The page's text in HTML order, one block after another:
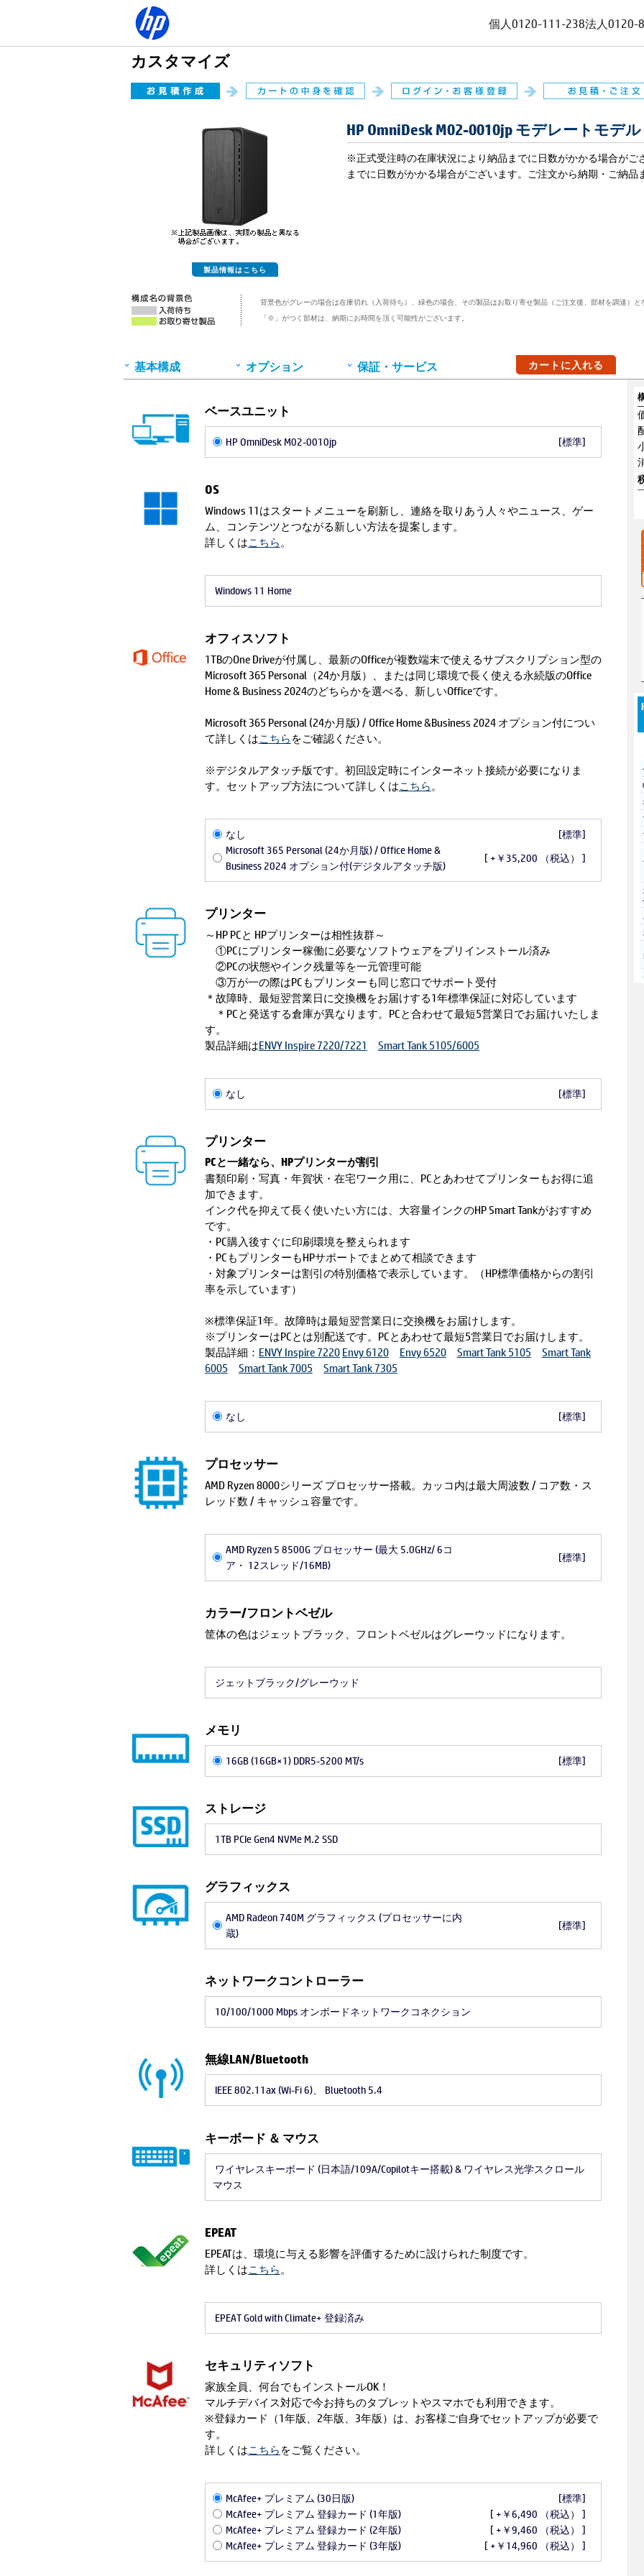
個人 0120-111-238法人 0120-
カスタマイズ
製品情報はこちら
HP OmniDesk M02-0010jp モデレートモデル
※正式受注時の在庫状況により納品までに日数がかかる場合がご
までに日数がかかる場合がございます。ご注文から納期・ご納品
背景色がグレーの場合は在庫切れ（入荷待ち）、緑色の場合、その製品はお取り寄せ製品（ご注文後、部材を調達）と
「※」がつく部材は、納期にお時間を頂く可能性がございます。
基本構成 オプション 保証・サービス カートに入れる
ベースユニット
HP OmniDesk M02-0010jp [標準]
OS
Windows 11はスタートメニューを刷新し、連絡を取りあう人々やニュース、ゲー
ム、コンテンツとつながる新しい方法を提案します。
詳しくはこちら 。
Windows 11 Home
オフィスソフト
1TBのOne Driveが付属し、最新のOfficeが複数端末で使えるサブスクリプション型の
Microsoft 365 Personal（24か月版）、または同じ環境で長く使える永続版のOffice
Home & Business 2024のどちらかを選べる、新しいOfficeです。
Microsoft 365 Personal (24か月版) / Office Home &Business 2024 オプション付につい
て詳しくはこちら をご確認ください。
※デジタルアタッチ版です。初回設定時にインターネット接続が必要になりま
す。セットアップ方法について詳しくはこちら 。
なし
[標準]
Microsoft 365 Personal (24か月版) / Office Home &
Business 2024 オプション付(デジタルアタッチ版)
[ +￥35,200 （税込） ]
プリンター
～HP PCと HPプリンターは相性抜群～
①PCにプリンター稼働に必要なソフトウェアをプリインストール済み
②PCの状態やインク残量等を一元管理可能
③万が一の際はPCもプリンターも同じ窓口でサポート受付
＊故障時、最短翌営業日に交換機をお届けする1年標準保証に対応しています
＊PCと発送する倉庫が異なります。PCと合わせて最短5営業日でお届けいたしま
す。
製品詳細はENVY Inspire 7220/7221 Smart Tank 5105/6005
なし [標準]
プリンター
PCと一緒なら、HPプリンターが割引
書類印刷・写真・年賀状・在宅ワーク用に、PCとあわせてプリンターもお得に追
加できます。
インク代を抑えて長く使いたい方には、大容量インクのHP Smart Tankがおすすめ
です。
・PC購入後すぐに印刷環境を整えられます
・PCもプリンターもHPサポートでまとめて相談できます
・対象プリンターは割引の特別価格で表示しています。（HP標準価格からの割引
率を示しています）
※標準保証1年。故障時は最短翌営業日に交換機をお届けします。
※プリンターはPCとは別配送です。PCとあわせて最短5営業日でお届けします。
製品詳細： ENVY Inspire 7220 Envy 6120 Envy 6520 Smart Tank 5105
Smart Tank
6005
Smart Tank 7005 Smart Tank 7305
なし [標準]
プロセッサー
AMD Ryzen 8000シリーズ プロセッサー搭載。カッコ内は最大周波数 / コア数・ス
レッド数 / キャッシュ容量です。
AMD Ryzen 5 8500G プロセッサー (最大 5.0GHz/ 6コ
ア・ 12スレッド/16MB)
[標準]
カラー/フロントベゼル
筐体の色はジェットブラック、フロントベゼルはグレーウッドになります。
ジェットブラック/グレーウッド
メモリ
16GB (16GB×1) DDR5-5200 MT/s [標準]
ストレージ
1TB PCIe Gen4 NVMe M.2 SSD
グラフィックス
AMD Radeon 740M グラフィックス (プロセッサーに内
蔵)
[標準]
ネットワークコントローラー
10/100/1000 Mbps オンボードネットワークコネクション
無線LAN/Bluetooth
IEEE 802.11ax (Wi-Fi 6)、 Bluetooth 5.4
キーボード ＆ マウス
ワイヤレスキーボード (日本語/109A/Copilotキー搭載) & ワイヤレス光学スクロール
マウス
EPEAT
EPEATは、環境に与える影響を評価するために設けられた制度です。
詳しくは こちら
EPEAT Gold with Climate+ 登録済み
セキュリティソフト
家族全員、何台でもインストールOK！
マルチデバイス対応で今お持ちのタブレットやスマホでも利用できます。
※登録カード（1年版、2年版、3年版）は、お客様ご自身でセットアップが必要で
す。
詳しくは こちら をご覧ください。
McAfee+ プレミアム (30日版)
[標準]
McAfee+ プレミアム 登録カード (1年版)
[ +￥6,490 （税込） ]
McAfee+ プレミアム 登録カード (2年版)
[ +￥9,460 （税込） ]
McAfee+ プレミアム 登録カード (3年版)
[ +￥14,960 （税込） ]